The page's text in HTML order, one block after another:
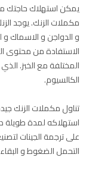
يمكن استهلاك حاجتك
مكملات الزنك. يوجد
و الدواجن و الاسماك
الاستفادة من محتوى
المختلفة مع الخبز.
الكالسيوم.
تناول مكملات الزنك
استهلاكه لمدة طويلة
على ترجمة الجينات
التحمل الضغوط و